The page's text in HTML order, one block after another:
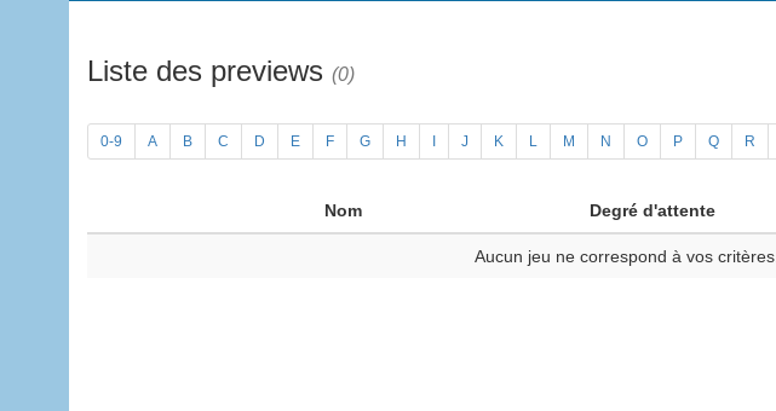
Liste des previews (0)
0-9 A B C D E F G H J K L M N O P Q R
Nom Degré d'attente
Aucun jeu ne correspond à vos critères.